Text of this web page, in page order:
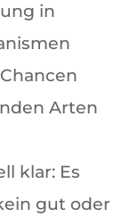
in
Arten
klar: Es
gut oder